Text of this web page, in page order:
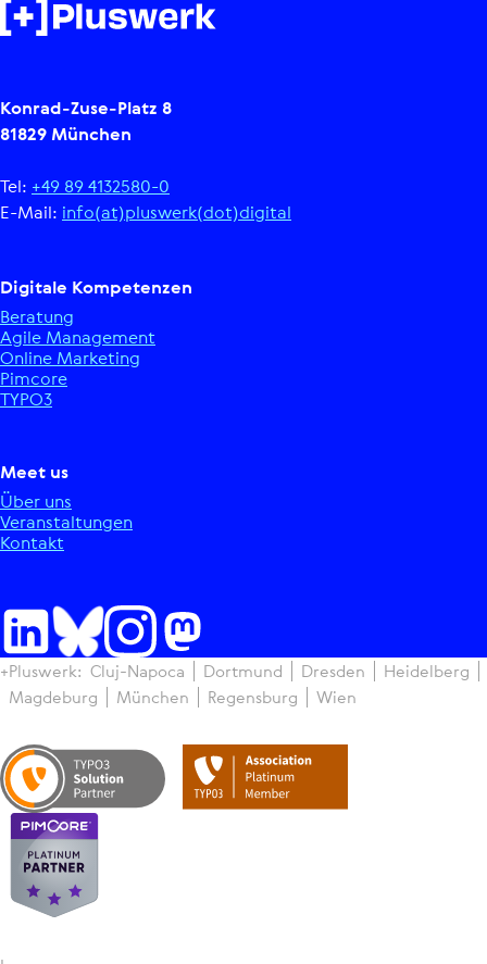
Konrad-Zuse-Platz 8
81829 München
Tel: +49 89 4132580-0
E-Mail: info(at)pluswerk(dot)digital
Digitale Kom­pe­ten­zen
Beratung
Agile Manage­ment
Online Marketing
Pimcore
TYPO3
Meet us
Über uns
Ver­an­stal­tun­gen
Kontakt
+Pluswerk: Cluj-Napoca Dortmund Dresden
Hei­del­berg
Magdeburg
München Regens­burg Wien